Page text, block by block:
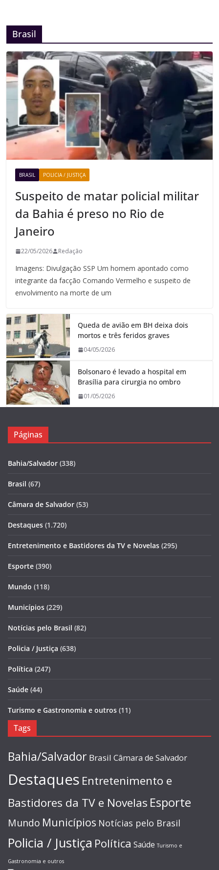
Brasil
BRASIL POLICIA / JUSTIÇA
Suspeito de matar policial militar
da Bahia é preso no Rio de
Janeiro
22/05/2026 Redação
Imagens: Divulgação SSP Um homem apontado como
integrante da facção Comando Vermelho e suspeito de
envolvimento na morte de um
Queda de avião em BH deixa dois
mortos e três feridos graves
04/05/2026
Bolsonaro é levado a hospital em
Brasília para cirurgia no ombro
01/05/2026
Páginas
Bahia/Salvador (338)
Brasil (67)
Câmara de Salvador (53)
Destaques (1.720)
Entretenimento e Bastidores da TV e Novelas (295)
Esporte (390)
Mundo (118)
Municípios (229)
Notícias pelo Brasil (82)
Policia / Justiça (638)
Política (247)
Saúde (44)
Turismo e Gastronomia e outros (11)
Tags
Bahia/Salvador Brasil Câmara de Salvador
Destaques Entretenimento e
Bastidores da TV e Novelas Esporte
Mundo Municípios Notícias pelo Brasil
Policia / Justiça Política Saúde Turismo e
Gastronomia e outros